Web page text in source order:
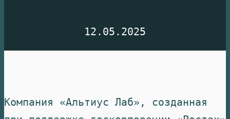
12.05.2025
Компания «Альтиус Лаб», созданная